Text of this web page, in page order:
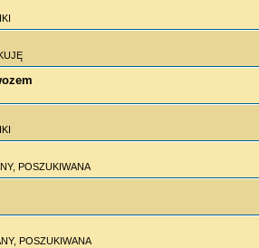
POSZUKIWANA
POSZUKIWANA